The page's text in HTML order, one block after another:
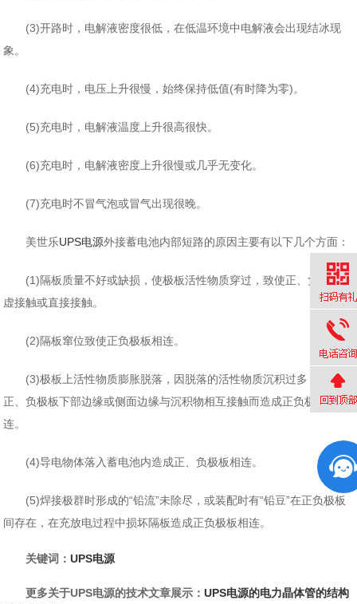
(3)开路时，电解液密度很低，在低温环境中电解液会出现结冰现
象。
(4)充电时，电压上升很慢，始终保持低值(有时降为零)。
(5)充电时，电解液温度上升很高很快。
(6)充电时，电解液密度上升很慢或几乎无变化。
(7)充电时不冒气泡或冒气出现很晚。
美世乐UPS电源外接蓄电池内部短路的原因主要有以下几个方面：
(1)隔板质量不好或缺损，使极板活性物质穿过，致使正、负极板
虚接触或直接接触。
(2)隔板窜位致使正负极板相连。
(3)极板上活性物质膨胀脱落，因脱落的活性物质沉积过多，致使
正、负极板下部边缘或侧面边缘与沉积物相互接触而造成正负极板相
连。
(4)导电物体落入蓄电池内造成正、负极板相连。
(5)焊接极群时形成的“铅流”未除尽，或装配时有“铅豆”在正负极板
间存在，在充放电过程中损坏隔板造成正负极板相连。
关键词：UPS电源
更多关于UPS电源的技术文章展示：UPS电源的电力晶体管的结构